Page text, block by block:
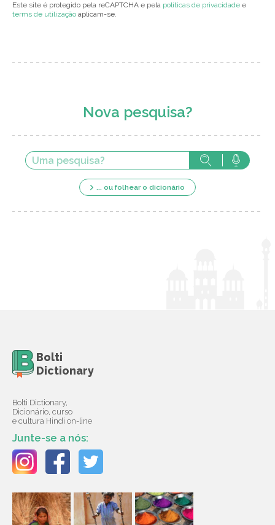
Este site é protegido pela reCAPTCHA e pela políticas de privacidade e
terms de utilização aplicam-se.
Nova pesquisa?
... ou folhear o dicionário
Bolti
Dictionary
Bolti Dictionary,
Dicionário, curso
e cultura Hindi on-line
Junte-se a nós: